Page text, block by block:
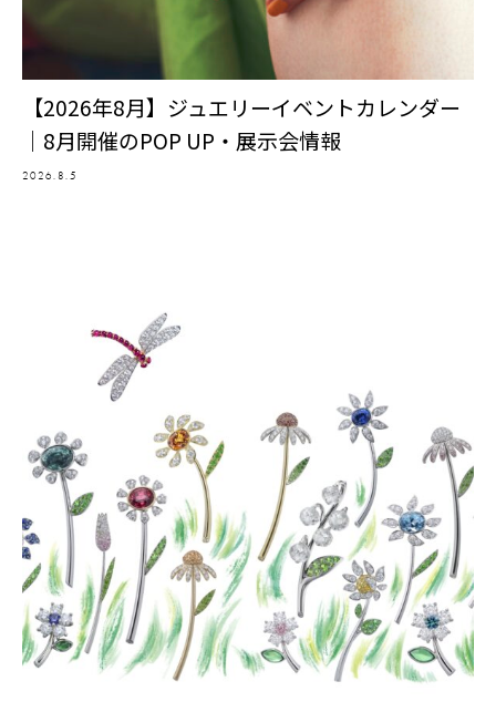
【2026年8月】ジュエリーイベントカレンダー
｜8月開催のPOP UP・展示会情報
2026.8.5